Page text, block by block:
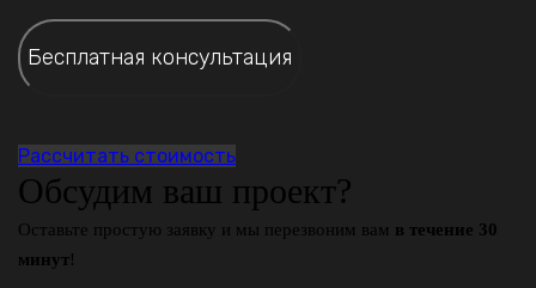
Рассчитать стоимость
Обсудим ваш проект?
Оставьте простую заявку и мы перезвоним вам в течение 30
минут!